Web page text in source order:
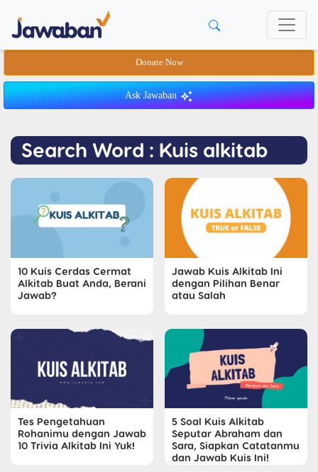
Donate Now
Ask Jawaban
Search Word : Kuis alkitab
10 Kuis Cerdas Cermat
Alkitab Buat Anda, Berani
Jawab?
Jawab Kuis Alkitab Ini
dengan Pilihan Benar
atau Salah
Tes Pengetahuan
Rohanimu dengan Jawab
10 Trivia Alkitab Ini Yuk!
5 Soal Kuis Alkitab
Seputar Abraham dan
Sara, Siapkan Catatanmu
dan Jawab Kuis Ini!